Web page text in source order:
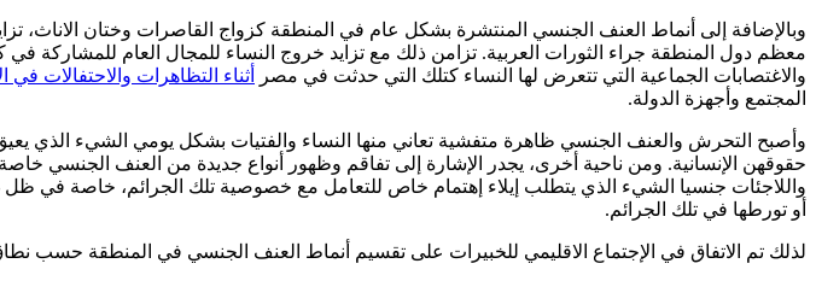
وبالإضافة إلى أنماط العنف الجنسي المنتشرة بشكل عام في المنطقة كزواج القاصرات وختان الاناث،
معظم دول المنطقة جراء الثورات العربية. تزامن ذلك مع تزايد خروج النساء للمجال العام
والاغتصابات الجماعية التي تتعرض لها النساء كتلك التي حدثت في مصر
أثناء التظاهرات والاحتفالات في
المجتمع وأجهزة الدولة.
وأصبح التحرش والعنف الجنسي ظاهرة متفشية تعاني منها النساء والفتيات بشكل يومي الشيء الذي
حقوقهن الإنسانية. ومن ناحية أخرى، يجدر الإشارة إلى تفاقم وظهور أنواع جديدة من العنف الجنسي
واللاجئات جنسيا الشيء الذي يتطلب إيلاء إهتمام خاص للتعامل مع خصوصية تلك الجرائم، خاصة في
أو تورطها في تلك الجرائم.
لذلك تم الاتفاق في الإجتماع الاقليمي للخبيرات على تقسيم أنماط العنف الجنسي في المنطقة حسب نطاق